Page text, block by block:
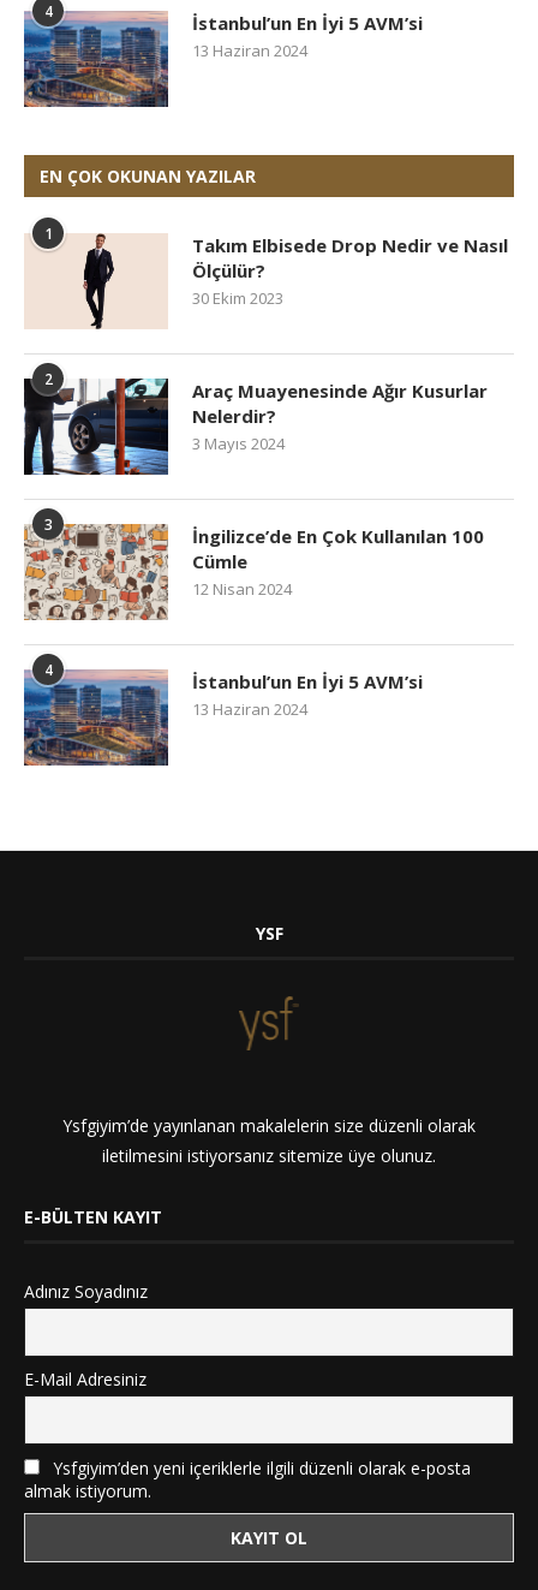
4 İstanbul’un En İyi 5 AVM’si
13 Haziran 2024
EN ÇOK OKUNAN YAZILAR
1
Takım Elbisede Drop Nedir ve Nasıl
Ölçülür?
30 Ekim 2023
2
Araç Muayenesinde Ağır Kusurlar
Nelerdir?
3 Mayıs 2024
3
İngilizce’de En Çok Kullanılan 100
Cümle
12 Nisan 2024
4 İstanbul’un En İyi 5 AVM’si
13 Haziran 2024
YSF
Ysfgiyim’de yayınlanan makalelerin size düzenli olarak
iletilmesini istiyorsanız sitemize üye olunuz.
E-BÜLTEN KAYIT
Adınız Soyadınız
E-Mail Adresiniz
Ysfgiyim’den yeni içeriklerle ilgili düzenli olarak e-posta
almak istiyorum.